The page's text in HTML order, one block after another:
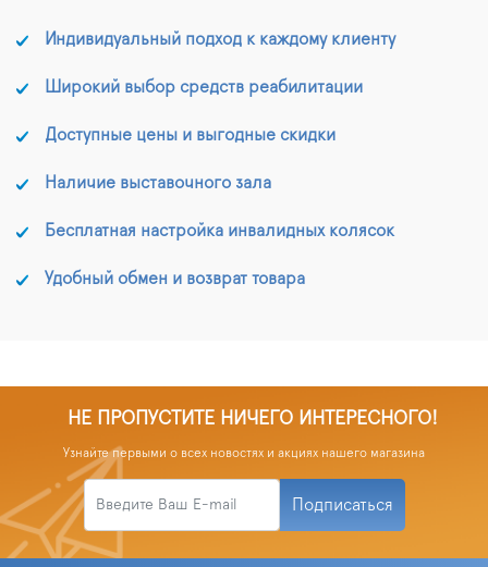
Индивидуальный подход к каждому клиенту
Широкий выбор средств реабилитации
Доступные цены и выгодные скидки
Наличие выставочного зала
Бесплатная настройка инвалидных колясок
Удобный обмен и возврат товара
НЕ ПРОПУСТИТЕ НИЧЕГО ИНТЕРЕСНОГО!
Узнайте первыми о всех новостях и акциях нашего магазина
Подписаться